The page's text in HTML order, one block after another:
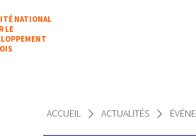
NATIONAL
LE
ACCUEIL ACTUALITÉS